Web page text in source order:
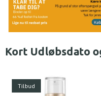
Kort Udløbsdato
Tilbud